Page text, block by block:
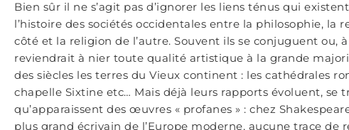
Bien sûr il ne s’agit pas d’ignorer les liens ténus qui
l’histoire des sociétés occidentales entre la philosophie, la
côté et la religion de l’autre. Souvent ils se conjuguent ou,
reviendrait à nier toute qualité artistique à la grande
des siècles les terres du Vieux continent : les cathédrales
chapelle Sixtine etc… Mais déjà leurs rapports évoluent, se
qu’apparaissent des œuvres « profanes » : chez
plus grand écrivain de l’Europe moderne, aucune trace de